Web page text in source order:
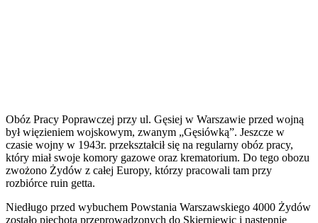
Obóz Pracy Poprawczej przy ul. Gęsiej w Warszawie przed wojną
był więzieniem wojskowym, zwanym „Gęsiówką”. Jeszcze w
czasie wojny w 1943r. przekształcił się na regularny obóz pracy,
który miał swoje komory gazowe oraz krematorium. Do tego obozu
zwożono Żydów z całej Europy, którzy pracowali tam przy
rozbiórce ruin getta.
Niedługo przed wybuchem Powstania Warszawskiego 4000 Żydów
zostało piechotą przeprowadzonych do Skierniewic i następnie